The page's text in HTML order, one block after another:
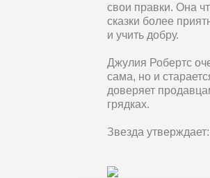
свои правки. Она
сказки более
и учить добру.
Джулия Робертс
сама, но и
доверяет
грядках.
Звезда утверждает: